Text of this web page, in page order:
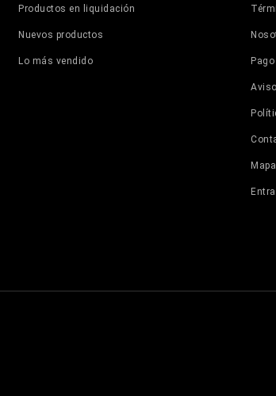
Productos en liquidación
Nuevos productos
Lo más vendido